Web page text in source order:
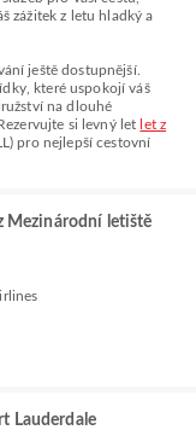
zážitek z letu hladký a
ještě dostupnější.
které uspokojí váš
na dlouhé
si levný let let z
pro nejlepší cestovní
Mezinárodní letiště
Lauderdale